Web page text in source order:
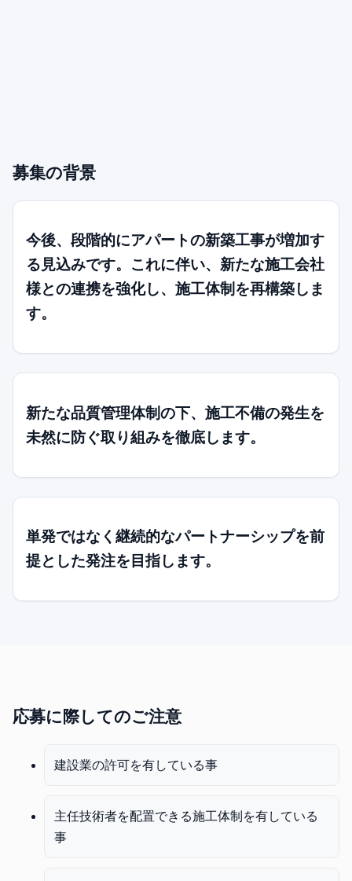
募集の背景
今後、段階的にアパートの新築工事が増加す
る見込みです。これに伴い、新たな施工会社
様との連携を強化し、施工体制を再構築しま
す。
新たな品質管理体制の下、施工不備の発生を
未然に防ぐ取り組みを徹底します。
単発ではなく継続的なパートナーシップを前
提とした発注を目指します。
応募に際してのご注意
建設業の許可を有している事
主任技術者を配置できる施工体制を有している
事